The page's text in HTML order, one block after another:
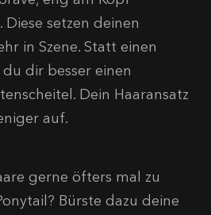
setzen deinen
in Szene. Statt einen
dir besser einen
Dein Haaransatz
auf.
gerne öfters mal zu
Bürste dazu deine